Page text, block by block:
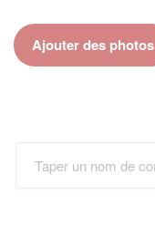
Ajouter des photos